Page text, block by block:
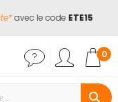
avec le codeETE15
0